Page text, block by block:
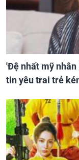
'Đệ nhất mỹ nhân
tin yêu trai trẻ